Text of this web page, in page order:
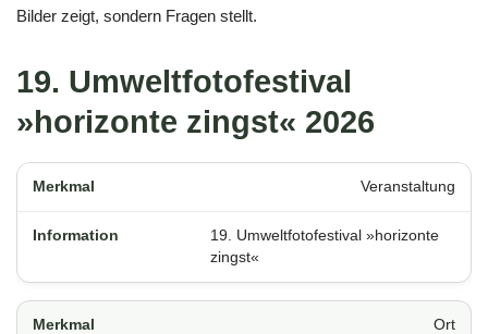
Bilder zeigt, sondern Fragen stellt.
19. Umweltfotofestival
»horizonte zingst« 2026
Veranstaltung
19. Umweltfotofestival »horizonte
zingst«
Ort